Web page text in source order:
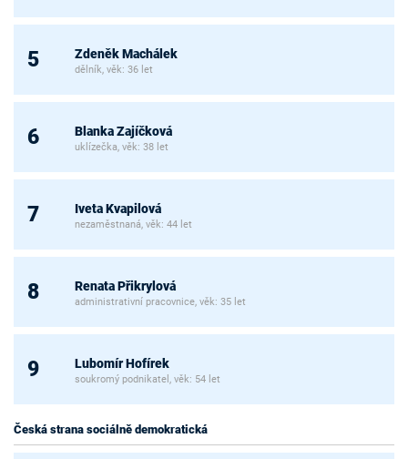
5 Zdeněk Machálek
dělník, věk: 36 let
6 Blanka Zajíčková
uklízečka, věk: 38 let
7 Iveta Kvapilová
nezaměstnaná, věk: 44 let
8 Renata Přikrylová
administrativní pracovnice, věk: 35 let
9 Lubomír Hofírek
soukromý podnikatel, věk: 54 let
Česká strana sociálně demokratická